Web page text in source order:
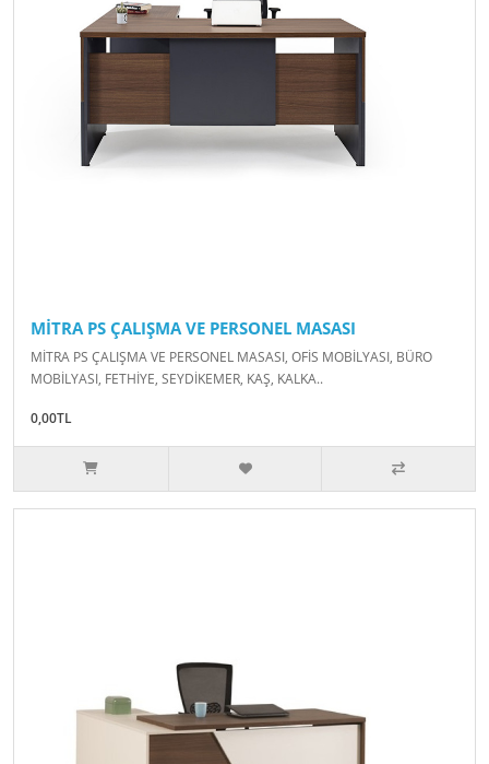
MİTRA PS ÇALIŞMA VE PERSONEL MASASI
MİTRA PS ÇALIŞMA VE PERSONEL MASASI, OFİS MOBİLYASI, BÜRO
MOBİLYASI, FETHİYE, SEYDİKEMER, KAŞ, KALKA..
0,00TL